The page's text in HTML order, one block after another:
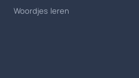
Woordjes leren